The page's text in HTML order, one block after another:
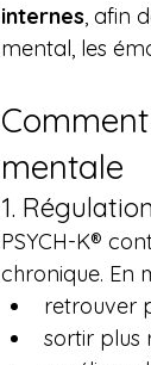
internes, afin
mental, les
mentale
1.
PSYCH-K®
chronique. En
retrouver
sortir plus